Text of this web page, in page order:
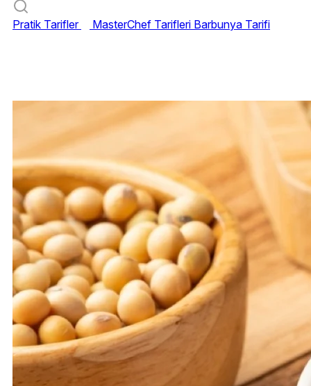
Pratik Tarifler MasterChef Tarifleri Barbunya Tarifi